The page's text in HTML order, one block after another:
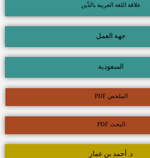
علاقة اللغة العربية بالدِّين
جهة العمل
السعودية
الملخص PDF
البحث PDF
د. أحمد بن عمار